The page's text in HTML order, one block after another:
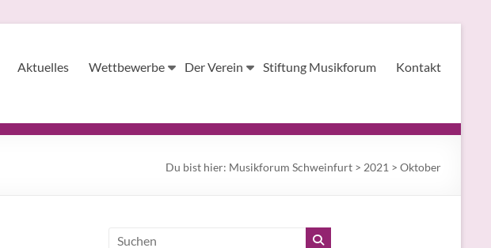
Aktuelles Wettbewerbe Der Verein Stiftung Musikforum Kontakt
Du bist hier: Musikforum Schweinfurt > 2021 > Oktober